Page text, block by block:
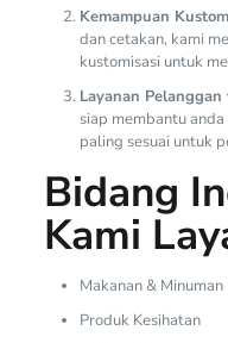
Kemampuan
dan cetakan, kami
kustomisasi untuk
Layanan
siap membantu
paling sesuai untuk
Bidang
Kami
Makanan & Minuman
Produk Kesihatan